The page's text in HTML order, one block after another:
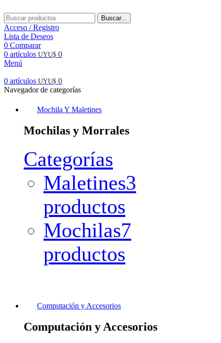
Buscar...
Acceso / Registro
Lista de Deseos
0 Comparar
0 artículos UYU$ 0
Menú
0 artículos UYU$ 0
Navegador de categorías
Mochila Y Maletines
Mochilas y Morrales
Categorías
Maletines3
productos
Mochilas7
productos
Computación y Accesorios
Computación y Accesorios